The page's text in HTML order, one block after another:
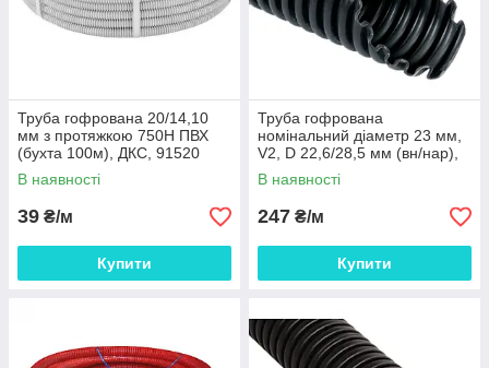
Труба гофрована 20/14,10
мм з протяжкою 750Н ПВХ
(бухта 100м), ДКС, 91520
В наявності
39 ₴/м
Купити
Труба гофрована
номінальний діаметр 23 мм,
V2, D 22,6/28,5 мм (вн/нар),
поліамід 6, колір чорний
(бухта 50 м),
В наявності
247 ₴/м
Купити